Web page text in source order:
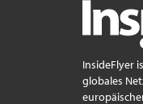
InsideFlyer
globales